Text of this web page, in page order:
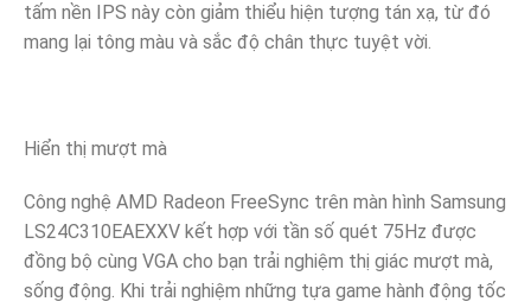
tấm nền IPS này còn giảm thiểu hiện tượng tán xạ, từ đó
mang lại tông màu và sắc độ chân thực tuyệt vời.
Hiển thị mượt mà
Công nghệ AMD Radeon FreeSync trên màn hình Samsung
LS24C310EAEXXV kết hợp với tần số quét 75Hz được
đồng bộ cùng VGA cho bạn trải nghiệm thị giác mượt mà,
sống động. Khi trải nghiệm những tựa game hành động tốc